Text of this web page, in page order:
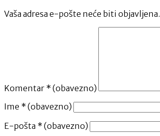
Vaša adresa e-pošte neće biti objavljena.
Komentar * (obavezno)
Ime * (obavezno)
E-pošta * (obavezno)